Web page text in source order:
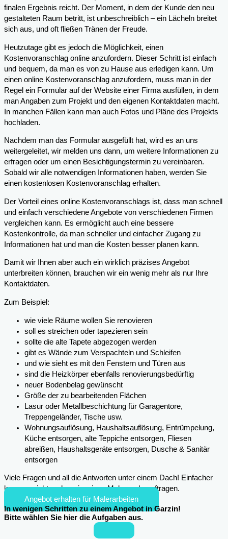
finalen Ergebnis reicht. Der Moment, in dem der Kunde den neu
gestalteten Raum betritt, ist unbeschreiblich – ein Lächeln breitet
sich aus, und oft fließen Tränen der Freude.
Heutzutage gibt es jedoch die Möglichkeit, einen
Kostenvoranschlag online anzufordern. Dieser Schritt ist einfach
und bequem, da man es von zu Hause aus erledigen kann. Um
einen online Kostenvoranschlag anzufordern, muss man in der
Regel ein Formular auf der Website einer Firma ausfüllen, in dem
man Angaben zum Projekt und den eigenen Kontaktdaten macht.
In manchen Fällen kann man auch Fotos und Pläne des Projekts
hochladen.
Nachdem man das Formular ausgefüllt hat, wird es an uns
weitergeleitet, wir melden uns dann, um weitere Informationen zu
erfragen oder um einen Besichtigungstermin zu vereinbaren.
Sobald wir alle notwendigen Informationen haben, werden Sie
einen kostenlosen Kostenvoranschlag erhalten.
Der Vorteil eines online Kostenvoranschlags ist, dass man schnell
und einfach verschiedene Angebote von verschiedenen Firmen
vergleichen kann. Es ermöglicht auch eine bessere
Kostenkontrolle, da man schneller und einfacher Zugang zu
Informationen hat und man die Kosten besser planen kann.
Damit wir Ihnen aber auch ein wirklich präzises Angebot
unterbreiten können, brauchen wir ein wenig mehr als nur Ihre
Kontaktdaten.
Zum Beispiel:
wie viele Räume wollen Sie renovieren
soll es streichen oder tapezieren sein
sollte die alte Tapete abgezogen werden
gibt es Wände zum Verspachteln und Schleifen
und wie sieht es mit den Fenstern und Türen aus
sind die Heizkörper ebenfalls renovierungsbedürftig
neuer Bodenbelag gewünscht
Größe der zu bearbeitenden Flächen
Lasur oder Metallbeschichtung für Garagentore,
Treppengeländer, Tische usw.
Wohnungsauflösung, Haushaltsauflösung, Entrümpelung,
Küche entsorgen, alte Teppiche entsorgen, Fliesen
abreißen, Haushaltsgeräte entsorgen, Dusche & Sanitär
entsorgen
Viele Fragen und all die Antworten unter einem Dach! Einfacher
kann es nicht mehr sein, einen Maler zu beauftragen.
Angebot erhalten für Malerarbeiten
In wenigen Schritten zu einem Angebot in Garzin!
Bitte wählen Sie hier die Aufgaben aus.